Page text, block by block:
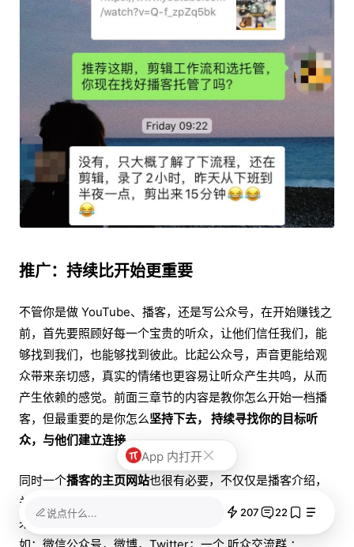
推广：持续比开始更重要
不管你是做 YouTube、播客，还是写公众号，在开始赚钱之
前，首先要照顾好每一个宝贵的听众，让他们信任我们，能
够找到我们，也能够找到彼此。比起公众号，声音更能给观
众带来亲切感，真实的情绪也更容易让听众产生共鸣，从而
产生依赖的感觉。前面三章节的内容是教你怎么开始一档播
客，但最重要的是你怎么坚持下去，
持续寻找你的目标听
众，与他们建立连接。
同时一个播客的主页网站也很有必要，不仅仅是播客介绍，
关于播客的所有信息包括社交媒体、联络方式、听众交流，
未来还能扩展周边、活动等功能。相关的
社交媒体
账号比
说点什么... 207 22
App 内打开